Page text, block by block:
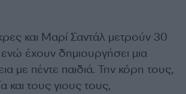
και Μαρί Σαντάλ μετρούν 30
έχουν δημιουργήσει μια
με πέντε παιδιά. Την κόρη τους,
και τους γιους τους,